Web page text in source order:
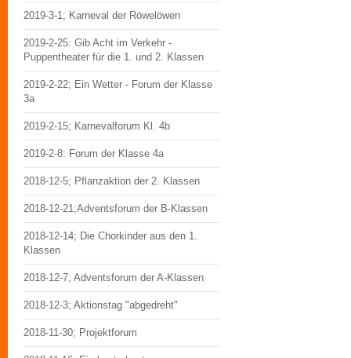
2019-3-1; Karneval der Röwelöwen
2019-2-25: Gib Acht im Verkehr -
Puppentheater für die 1. und 2. Klassen
2019-2-22; Ein Wetter - Forum der Klasse
3a
2019-2-15; Karnevalforum Kl. 4b
2019-2-8: Forum der Klasse 4a
2018-12-5; Pflanzaktion der 2. Klassen
2018-12-21;Adventsforum der B-Klassen
2018-12-14; Die Chorkinder aus den 1.
Klassen
2018-12-7; Adventsforum der A-Klassen
2018-12-3; Aktionstag "abgedreht"
2018-11-30; Projektforum